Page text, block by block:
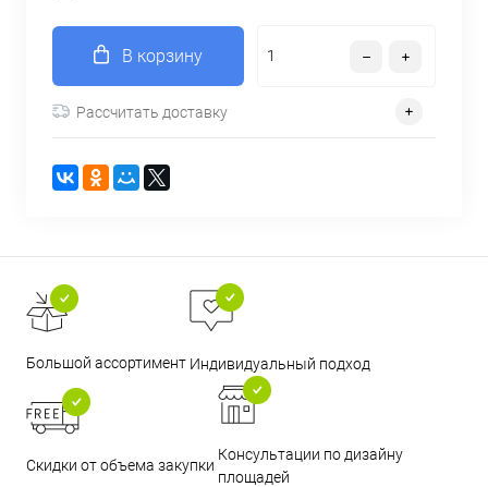
В корзину
Рассчитать доставку
Большой ассортимент Индивидуальный подход
Скидки от объема закупки
Консультации по дизайну
площадей